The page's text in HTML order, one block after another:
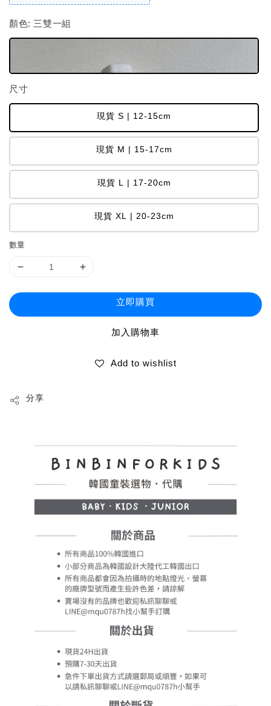
顏色: 三雙一組
尺寸
現貨 S | 12-15cm
現貨 M | 15-17cm
現貨 L | 17-20cm
現貨 XL | 20-23cm
數量
立即購買
加入購物車
Add to wishlist
分享